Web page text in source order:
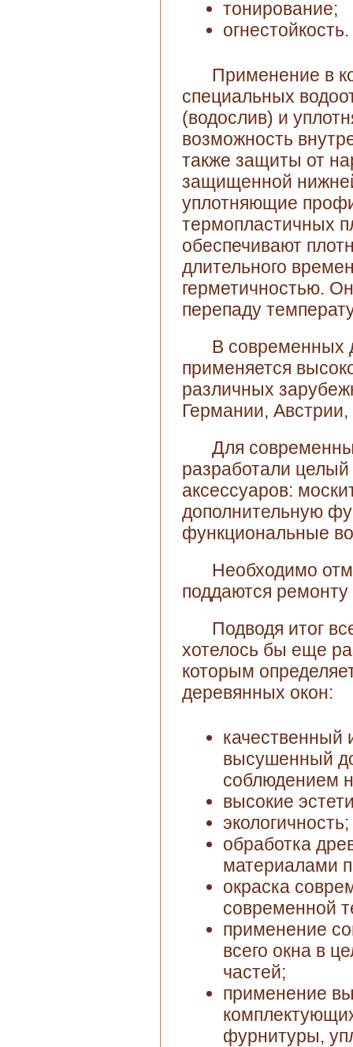
тонирование;
огнестойкость.
Применение в
специальных
(водослив) и
возможность
также защиты от
защищенной
уплотняющие
термопластичных
обеспечивают
длительного
герметичностью.
перепаду
В современных
применяется
различных
Германии,
Для
разработали
аксессуаров:
дополнительную
функциональные
Необходимо
поддаются
Подводя итог
хотелось бы еще
которым
деревянных окон:
качественный
высушенный
соблюдением
высокие
экологичность;
обработка
материалами
окраска
современной
применение
всего окна в
частей;
применение
фурнитуры,